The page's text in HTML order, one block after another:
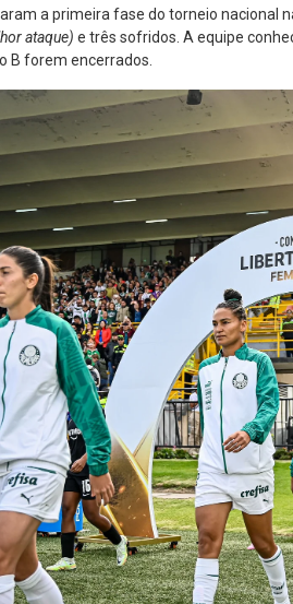
a primeira fase do torneio nacional
ataque) e três sofridos. A equipe
B forem encerrados.
R$23,01